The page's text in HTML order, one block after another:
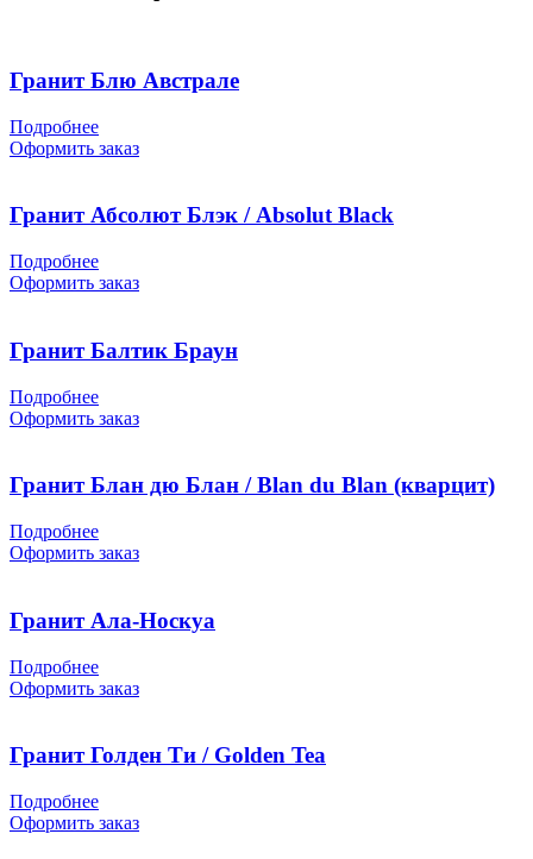
Гранит Блю Австрале
Подробнее
Оформить заказ
Гранит Абсолют Блэк / Absolut Black
Подробнее
Оформить заказ
Гранит Балтик Браун
Подробнее
Оформить заказ
Гранит Блан дю Блан / Blan du Blan (кварцит)
Подробнее
Оформить заказ
Гранит Ала-Носкуа
Подробнее
Оформить заказ
Гранит Голден Ти / Golden Tea
Подробнее
Оформить заказ